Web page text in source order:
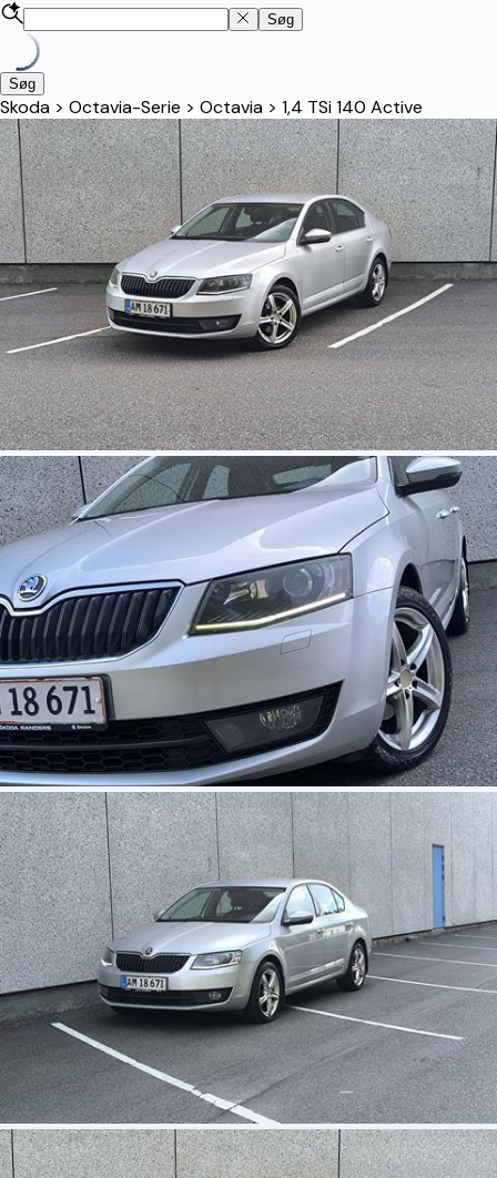
Søg
Søg
Skoda > Octavia-Serie > Octavia > 1,4 TSi 140 Active